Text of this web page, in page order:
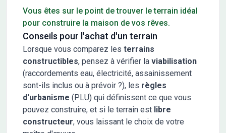
Vous êtes sur le point de trouver le terrain idéal
pour construire la maison de vos rêves.
Conseils pour l'achat d'un terrain
Lorsque vous comparez les terrains
constructibles, pensez à vérifier la viabilisation
(raccordements eau, électricité, assainissement
sont-ils inclus ou à prévoir ?), les règles
d'urbanisme (PLU) qui définissent ce que vous
pouvez construire, et si le terrain est libre
constructeur, vous laissant le choix de votre